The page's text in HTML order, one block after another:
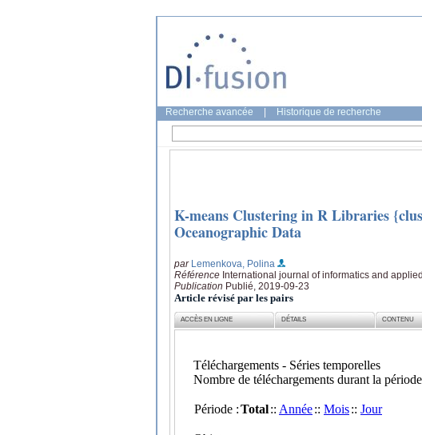
Recherche avancée Historique de recherche
K-means Clustering in R Libraries
Oceanographic Data
par Lemenkova, Polina
Référence International journal of informatics and
Publication Publié, 2019-09-23
Article révisé par les pairs
ACCÈS EN LIGNE DÉTAILS CONTENU